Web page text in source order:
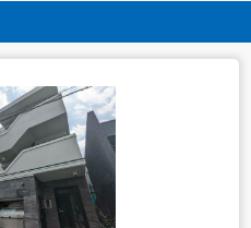
自身の個人情報の開示等（利
正・追加・削除、利用の停
供の停止）に関して、下記の
とができます。その際、当
ていただいたうえで、合理的
報問合せ窓口